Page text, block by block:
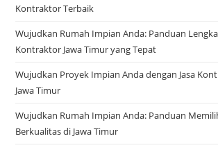
Kontraktor Terbaik
Wujudkan Rumah Impian Anda: Panduan
Kontraktor Jawa Timur yang Tepat
Wujudkan Proyek Impian Anda dengan Jasa
Jawa Timur
Wujudkan Rumah Impian Anda: Panduan
Berkualitas di Jawa Timur